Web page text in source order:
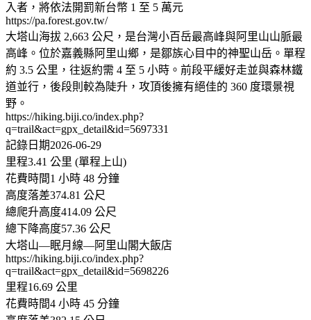
入者，將依法開罰新台幣 1 至 5 萬元
https://pa.forest.gov.tw/
大塔山海拔 2,663 公尺，是台灣小百岳最高峰與阿里山山脈最
高峰。位於嘉義縣阿里山鄉，是鄒族心目中的神聖山岳。單程
約 3.5 公里，往返約需 4 至 5 小時。前段平緩好走並與森林鐵
道並行，後段則較為陡升，攻頂後擁有絕佳的 360 度環景視
野。
https://hiking.biji.co/index.php?
q=trail&act=gpx_detail&id=5697331
記錄日期2026-06-29
里程3.41 公里 (單程上山)
花費時間1 小時 48 分鐘
高度落差374.81 公尺
總爬升高度414.09 公尺
總下降高度57.36 公尺
大塔山—眠月線—阿里山閣大飯店
https://hiking.biji.co/index.php?
q=trail&act=gpx_detail&id=5698226
里程16.69 公里
花費時間4 小時 45 分鐘